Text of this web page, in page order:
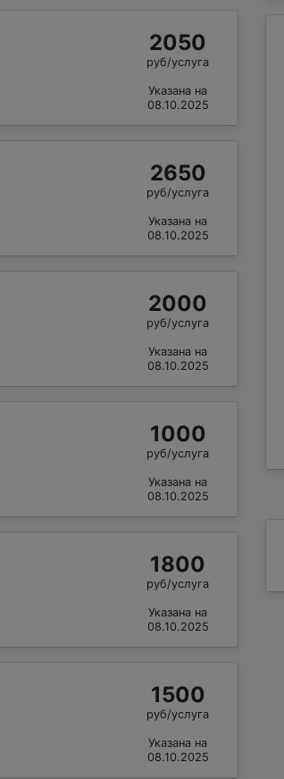
2050
руб/услуга
Указана на
08.10.2025
2650
руб/услуга
Указана на
08.10.2025
2000
руб/услуга
Указана на
08.10.2025
1000
руб/услуга
Указана на
08.10.2025
1800
руб/услуга
Указана на
08.10.2025
1500
руб/услуга
Указана на
08.10.2025